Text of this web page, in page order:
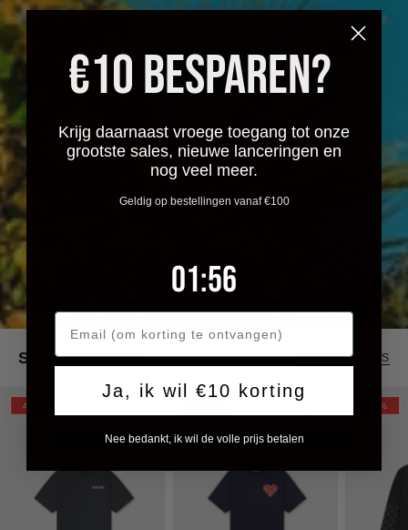
SHOP SALE
SUMMER SALE BEKIJK ALLES
Croyez
Frères
45%
CROYEZ
PUFFED
HEART
SHIRT
Croyez
Cross
Vintage
30%
€10 BESPAREN?
Krijg daarnaast vroege toegang tot onze
grootste sales, nieuwe lanceringen en
nog veel meer.
Geldig op bestellingen vanaf €100
Countdown ends in:
1
01: 55
55
Ja, ik wil €10 korting
Nee bedankt, ik wil de volle prijs betalen